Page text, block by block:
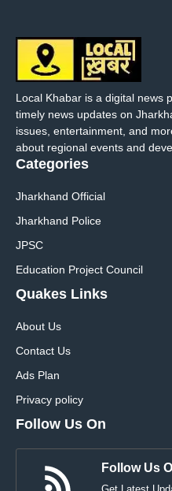
Local Khabar is a digital news
timely news updates on
issues, entertainment, and
about regional events and
Categories
Jharkhand Official
Jharkhand Police
JPSC
Education Project Council
Quakes Links
About Us
Contact Us
Ads Plan
Privacy policy
Follow Us On
Follow Us